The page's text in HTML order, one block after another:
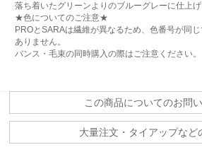
落ち着いたグリーンよりのブルーグレーに仕上げ
★色についてのご注意★
PROとSARAは繊維が異なるため、色番号が同
ありません。
バンス・毛束の同時購入の際はご注意ください。
この商品についてのお問
大量注文・タイアップなど